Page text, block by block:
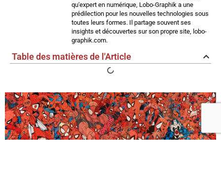
qu'expert en numérique, Lobo-Graphik a une
prédilection pour les nouvelles technologies sous
toutes leurs formes. Il partage souvent ses
insights et découvertes sur son propre site, lobo-
graphik.com.
Table des matières de l'Article